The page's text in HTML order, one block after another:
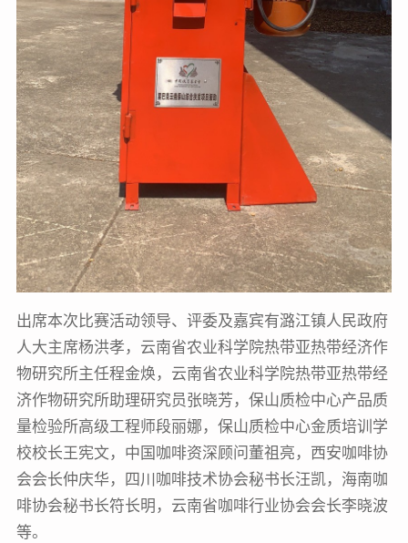
出席本次比赛活动领导、评委及嘉宾有潞江镇人民政府
人大主席杨洪孝，云南省农业科学院热带亚热带经济作
物研究所主任程金焕，云南省农业科学院热带亚热带经
济作物研究所助理研究员张晓芳，保山质检中心产品质
量检验所高级工程师段丽娜，保山质检中心金质培训学
校校长王宪文，中国咖啡资深顾问董祖亮，西安咖啡协
会会长仲庆华，四川咖啡技术协会秘书长汪凯，海南咖
啡协会秘书长符长明，云南省咖啡行业协会会长李晓波
等。